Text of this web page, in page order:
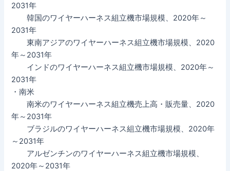
2031年
韓国のワイヤーハーネス組立機市場規模、2020年～
2031年
東南アジアのワイヤーハーネス組立機市場規模、2020
年～2031年
インドのワイヤーハーネス組立機市場規模、2020年～
2031年
・南米
南米のワイヤーハーネス組立機売上高・販売量、2020
年～2031年
ブラジルのワイヤーハーネス組立機市場規模、2020年
～2031年
アルゼンチンのワイヤーハーネス組立機市場規模、
2020年～2031年